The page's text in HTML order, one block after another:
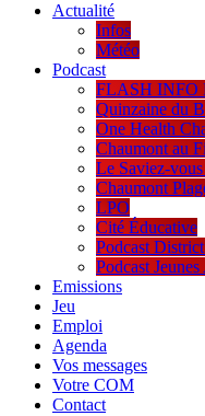
Actualité
Infos
Météo
Podcast
FLASH INFO
Quinzaine du
One Health
Chaumont au
Le Saviez-
Chaumont
LPO
Cité Éducative
Podcast
Podcast
Emissions
Jeu
Emploi
Agenda
Vos messages
Votre COM
Contact